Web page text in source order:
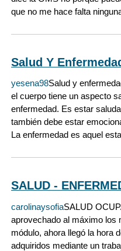
que no me hace falta
Salud Y
yesena98Salud y
el cuerpo tiene un aspecto
enfermedad. Es estar
también debe estar
La enfermedad es aquel
SALUD -
carolinaysofiaSALUD
aprovechado al máximo los
módulo, ahora llegó la hora
adquiridos mediante un